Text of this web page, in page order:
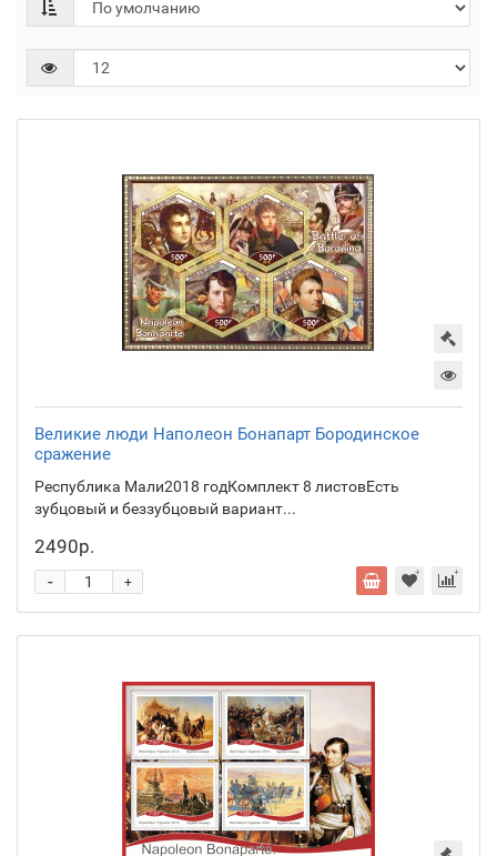
Великие люди Наполеон Бонапарт Бородинское
сражение
Республика Мали2018 годКомплект 8 листовЕсть
зубцовый и беззубцовый вариант...
2490р.
+
-